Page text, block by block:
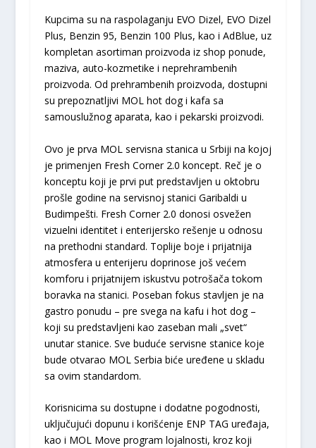
Kupcima su na raspolaganju EVO Dizel, EVO Dizel
Plus, Benzin 95, Benzin 100 Plus, kao i AdBlue, uz
kompletan asortiman proizvoda iz shop ponude,
maziva, auto-kozmetike i neprehrambenih
proizvoda. Od prehrambenih proizvoda, dostupni
su prepoznatljivi MOL hot dog i kafa sa
samouslužnog aparata, kao i pekarski proizvodi.
Ovo je prva MOL servisna stanica u Srbiji na kojoj
je primenjen Fresh Corner 2.0 koncept. Reč je o
konceptu koji je prvi put predstavljen u oktobru
prošle godine na servisnoj stanici Garibaldi u
Budimpešti. Fresh Corner 2.0 donosi osvežen
vizuelni identitet i enterijersko rešenje u odnosu
na prethodni standard. Toplije boje i prijatnija
atmosfera u enterijeru doprinose još većem
komforu i prijatnijem iskustvu potrošača tokom
boravka na stanici. Poseban fokus stavljen je na
gastro ponudu – pre svega na kafu i hot dog –
koji su predstavljeni kao zaseban mali „svet“
unutar stanice. Sve buduće servisne stanice koje
bude otvarao MOL Serbia biće uređene u skladu
sa ovim standardom.
Korisnicima su dostupne i dodatne pogodnosti,
uključujući dopunu i korišćenje ENP TAG uređaja,
kao i MOL Move program lojalnosti, kroz koji